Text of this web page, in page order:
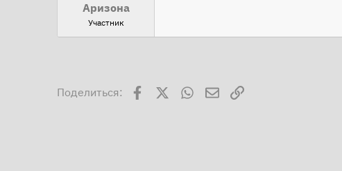
Аризона
Участник
Поделиться: FacebookWhatsAppЭлектронная почта
Ссылка